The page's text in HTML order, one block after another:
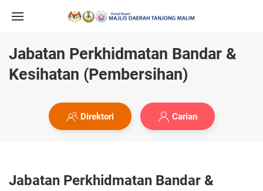
Jabatan Perkhidmatan Bandar &
Kesihatan (Pembersihan)
Direktori Carian
Jabatan Perkhidmatan Bandar &